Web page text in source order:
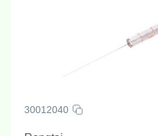
30012040